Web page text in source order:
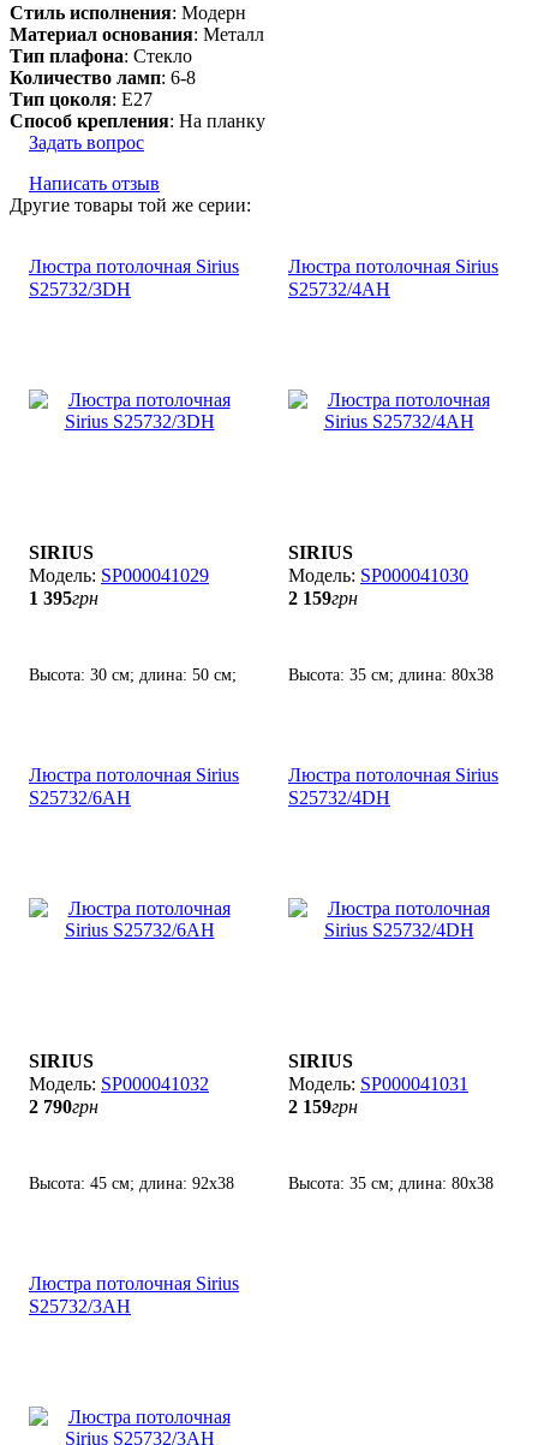
Стиль исполнения: Модерн
Материал основания: Металл
Тип плафона: Стекло
Количество ламп: 6-8
Тип цоколя: E27
Способ крепления: На планку
Задать вопрос
Написать отзыв
Другие товары той же серии:
Люстра потолочная Sirius
S25732/3DH
SIRIUS
SP000041029
1 395грн
Высота: 30 см; длина: 50 см;
Люстра потолочная Sirius
S25732/4АH
SIRIUS
SP000041030
2 159грн
Высота: 35 см; длина: 80х38
Люстра потолочная Sirius
S25732/6АH
SIRIUS
SP000041032
2 790грн
Высота: 45 см; длина: 92х38
Люстра потолочная Sirius
S25732/4DH
SIRIUS
SP000041031
2 159грн
Высота: 35 см; длина: 80х38
Люстра потолочная Sirius
S25732/3АH